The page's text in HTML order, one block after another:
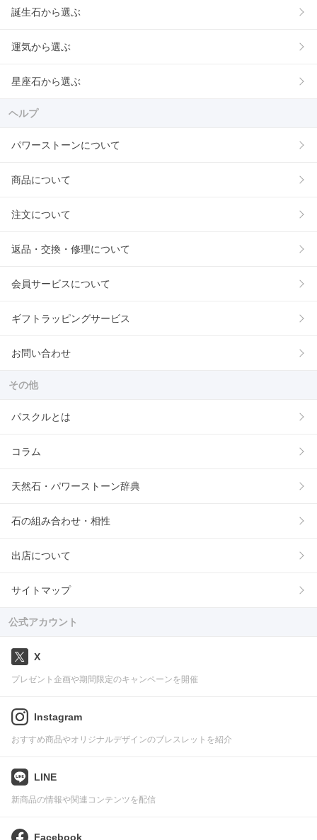
誕生石から選ぶ
運気から選ぶ
星座石から選ぶ
ヘルプ
パワーストーンについて
商品について
注文について
返品・交換・修理について
会員サービスについて
ギフトラッピングサービス
お問い合わせ
その他
パスクルとは
コラム
天然石・パワーストーン辞典
石の組み合わせ・相性
出店について
サイトマップ
公式アカウント
X
プレゼント企画や期間限定のキャンペーンを開催
Instagram
おすすめ商品やオリジナルデザインのブレスレットを紹介
LINE
新商品の情報や関連コンテンツを配信
Facebook